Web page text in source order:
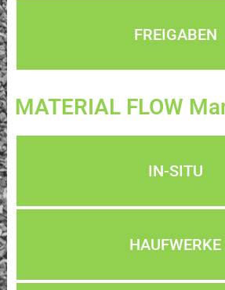
FREIGABEN
MATERIAL FLOW
IN-SITU
HAUFWERKE